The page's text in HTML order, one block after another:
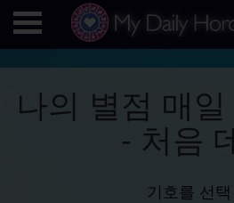
나의 별점 매
- 처음
기호를 선택